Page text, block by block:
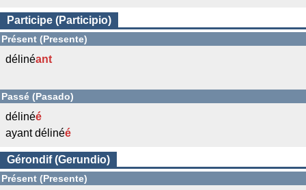
Participe (Participio)
Présent (Presente)
délinéant
Passé (Pasado)
délinéé
ayant délinéé
Gérondif (Gerundio)
Présent (Presente)